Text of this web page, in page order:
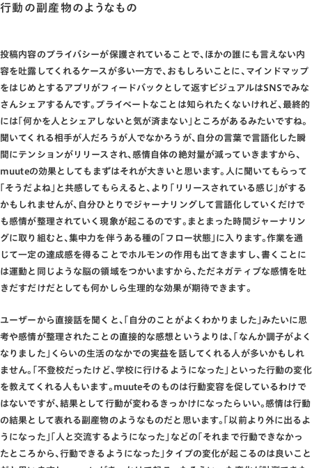
行動の副産物のようなもの
投稿内容のプライバシーが保護されていることで､ほかの誰にも言えない内
容を吐露してくれるケースが多い一方で､おもしろいことに､マインドマップ
をはじめとするアプリがフィードバックとして返すビジュアルはSNSでみな
さんシェアするんです｡プライベートなことは知られたくないけれど､最終的
には｢何かを人とシェアしないと気が済まない｣ところがあるみたいですね｡
聞いてくれる相手が人だろうが人でなかろうが､自分の言葉で言語化した瞬
間にテンションがリリースされ､感情自体の絶対量が減っていきますから､
muuteの効果としてもまずはそれが大きいと思います｡人に聞いてもらって
｢そうだよね｣と共感してもらえると､より｢リリースされている感じ｣がする
かもしれませんが､自分ひとりでジャーナリングして言語化していくだけで
も感情が整理されていく現象が起こるのです｡まとまった時間ジャーナリン
グに取り組むと､集中力を伴うある種の｢フロー状態｣に入ります｡作業を通
じて一定の達成感を得ることでホルモンの作用も出てきますし､書くことに
は運動と同じような脳の領域をつかいますから､ただネガティブな感情を吐
きだすだけだとしても何かしら生理的な効果が期待できます｡
ユーザーから直接話を聞くと､｢自分のことがよくわかりました｣みたいに思
考や感情が整理されたことの直接的な感想というよりは､｢なんか調子がよく
なりました｣くらいの生活のなかでの実益を話してくれる人が多いかもしれ
ません｡｢不登校だったけど､学校に行けるようになった｣といった行動の変化
を教えてくれる人もいます｡muuteそのものは行動変容を促しているわけで
はないですが､結果として行動が変わるきっかけになったらいい｡感情は行動
の結果として表れる副産物のようなものだと思います｡｢以前より外に出るよ
うになった｣｢人と交流するようになった｣などの｢それまで行動できなかっ
たところから､行動できるようになった｣タイプの変化が起こるのは良いこと